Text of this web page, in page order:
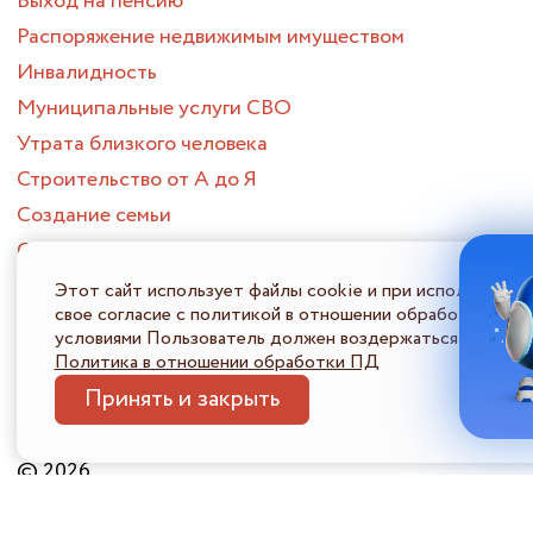
Распоряжение недвижимым имуществом
Инвалидность
Муниципальные услуги СВО
Утрата близкого человека
Строительство от А до Я
Создание семьи
Смена места жительства
Приобретение жилого помещения
Потеря или поиск работы
Опека и попечительство
ПОРТАЛ МНОГОФУНКЦИОНАЛЬНЫХ ЦЕНТРОВ
ПРЕДОСТАВЛЕНИЯ ГОСУДАРСТВЕННЫХ И МУНИЦИПАЛЬНЫХ
УСЛУГ НИЖЕГОРОДСКОЙ ОБЛАСТИ
© 2026
Этот сайт использует файлы cookie и при
свое согласие с политикой в отношении обработки
условиями Пользователь должен воздержаться от
Политика в отношении обработки ПД
Принять и закрыть